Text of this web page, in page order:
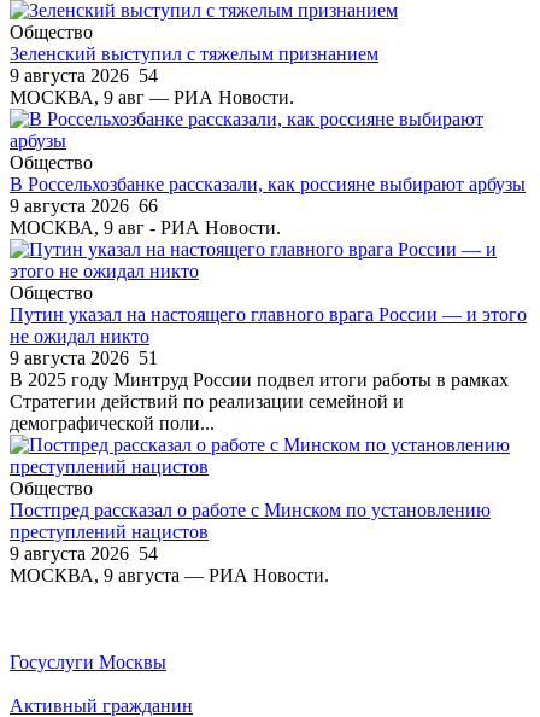
Общество
Зеленский выступил с тяжелым признанием
9 августа 2026 54
МОСКВА, 9 авг — РИА Новости.
Общество
В Россельхозбанке рассказали, как россияне выбирают арбузы
9 августа 2026 66
МОСКВА, 9 авг - РИА Новости.
Общество
Путин указал на настоящего главного врага России — и этого
не ожидал никто
9 августа 2026 51
В 2025 году Минтруд России подвел итоги работы в рамках
Стратегии действий по реализации семейной и
демографической поли...
Общество
Постпред рассказал о работе с Минском по установлению
преступлений нацистов
9 августа 2026 54
МОСКВА, 9 августа — РИА Новости.
Госуслуги Москвы
Активный гражданин